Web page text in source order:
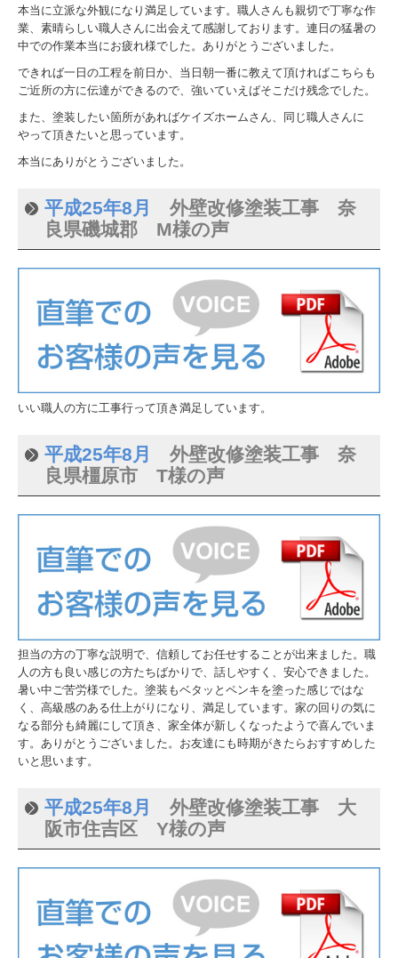
本当に立派な外観になり満足しています。職人さんも親切で丁寧な作
業、素晴らしい職人さんに出会えて感謝しております。連日の猛暑の
中での作業本当にお疲れ様でした。ありがとうございました。
できれば一日の工程を前日か、当日朝一番に教えて頂ければこちらも
ご近所の方に伝達ができるので、強いていえばそこだけ残念でした。
また、塗装したい箇所があればケイズホームさん、同じ職人さんに
やって頂きたいと思っています。
本当にありがとうございました。
平成25年8月 外壁改修塗装工事 奈
良県磯城郡 M様の声
いい職人の方に工事行って頂き満足しています。
平成25年8月 外壁改修塗装工事 奈
良県橿原市 T様の声
担当の方の丁寧な説明で、信頼してお任せすることが出来ました。職
人の方も良い感じの方たちばかりで、話しやすく、安心できました。
暑い中ご苦労様でした。塗装もベタッとペンキを塗った感じではな
く、高級感のある仕上がりになり、満足しています。家の回りの気に
なる部分も綺麗にして頂き、家全体が新しくなったようで喜んでいま
す。ありがとうございました。お友達にも時期がきたらおすすめした
いと思います。
平成25年8月 外壁改修塗装工事 大
阪市住吉区 Y様の声